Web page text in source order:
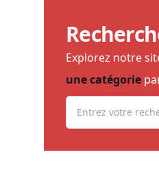
Explorez notre
une catégorie